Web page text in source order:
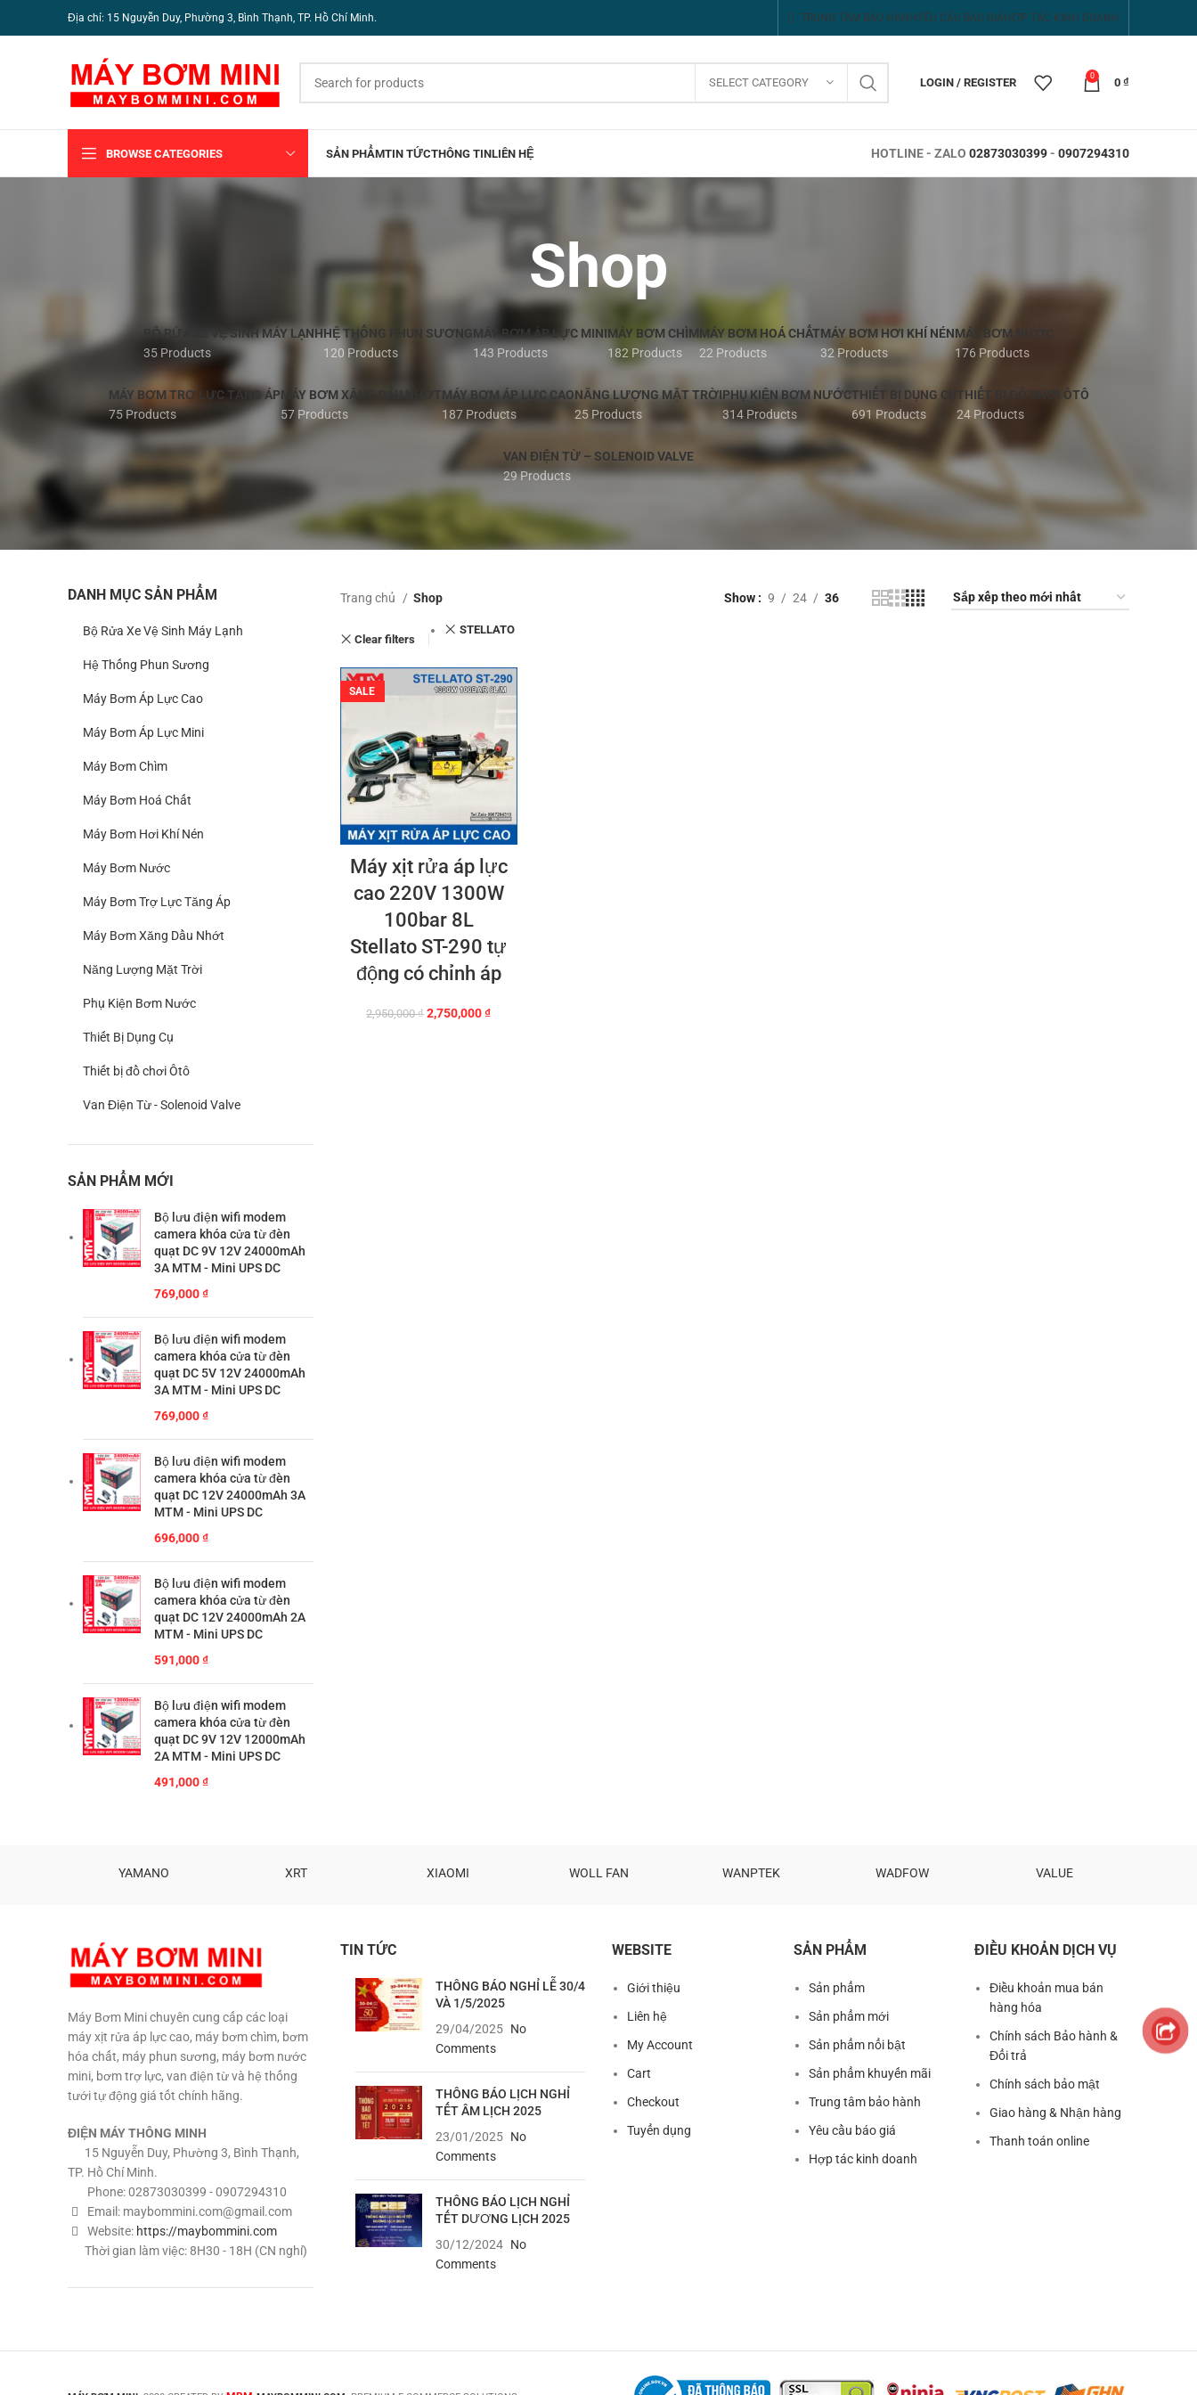
Địa chỉ: 15 Nguyễn Duy, Phường 3, Bình Thạnh, TP. Hồ Chí Minh. TRUNG TÂM BẢO HÀNH YÊU CẦU BÁO GIÁ HỢP TÁC KINH DOANH
SELECT CATEGORY LOGIN / REGISTER
0
0 ₫
BROWSE CATEGORIES SẢN PHẨMTIN TỨCTHÔNG TINLIÊN HỆ HOTLINE - ZALO 02873030399- 0907294310
Shop
BỘ RỬA XE VỆ SINH MÁY LẠNH
35 Products
HỆ THỐNG PHUN SƯƠNG
120 Products
MÁY BƠM ÁP LỰC MINI
143 Products
MÁY BƠM CHÌM
182 Products
MÁY BƠM HOÁ CHẤT
22 Products
MÁY BƠM HƠI KHÍ NÉN
32 Products
MÁY BƠM NƯỚC
176 Products
MÁY BƠM TRỢ LỰC TĂNG ÁP
75 Products
MÁY BƠM XĂNG DẦU NHỚT
57 Products
MÁY BƠM ÁP LỰC CAO
187 Products
NĂNG LƯỢNG MẶT TRỜI
25 Products
PHỤ KIỆN BƠM NƯỚC
314 Products
THIẾT BỊ DỤNG CỤ
691 Products
THIẾT BỊ ĐỒ CHƠI ÔTÔ
24 Products
VAN ĐIỆN TỪ – SOLENOID VALVE
29 Products
DANH MỤC SẢN PHẨM
Bộ Rửa Xe Vệ Sinh Máy Lạnh
Hệ Thống Phun Sương
Máy Bơm Áp Lực Cao
Máy Bơm Áp Lực Mini
Máy Bơm Chìm
Máy Bơm Hoá Chất
Máy Bơm Hơi Khí Nén
Máy Bơm Nước
Máy Bơm Trợ Lực Tăng Áp
Máy Bơm Xăng Dầu Nhớt
Năng Lượng Mặt Trời
Phụ Kiện Bơm Nước
Thiết Bị Dụng Cụ
Thiết bị đồ chơi Ôtô
Van Điện Từ - Solenoid Valve
SẢN PHẨM MỚI
Bộ lưu điện wifi modem
camera khóa cửa từ đèn
quạt DC 9V 12V 24000mAh
3A MTM - Mini UPS DC
769,000₫
Bộ lưu điện wifi modem
camera khóa cửa từ đèn
quạt DC 5V 12V 24000mAh
3A MTM - Mini UPS DC
769,000₫
Bộ lưu điện wifi modem
camera khóa cửa từ đèn
quạt DC 12V 24000mAh 3A
MTM - Mini UPS DC
696,000₫
Bộ lưu điện wifi modem
camera khóa cửa từ đèn
quạt DC 12V 24000mAh 2A
MTM - Mini UPS DC
591,000₫
Bộ lưu điện wifi modem
camera khóa cửa từ đèn
quạt DC 9V 12V 12000mAh
2A MTM - Mini UPS DC
491,000₫
Trang chủ Shop Show 9 24 36
Clear filters
STELLATO
SALE
Máy xịt rửa áp lực
cao 220V 1300W
100bar 8L
Stellato ST-290 tự
động có chỉnh áp
2,950,000₫ Giá
2,750,000₫Giá
YAMANO XRT XIAOMI WOLL FAN WANPTEK WADFOW VALUE
Máy Bơm Mini chuyên cung cấp các loại
máy xịt rửa áp lực cao, máy bơm chìm, bơm
hóa chất, máy phun sương, máy bơm nước
mini, bơm trợ lực, van điện từ và hệ thống
tưới tự động giá tốt chính hãng.
ĐIỆN MÁY THÔNG MINH
15 Nguyễn Duy, Phường 3, Bình Thạnh,
TP. Hồ Chí Minh.
Phone: 02873030399 - 0907294310
Email: maybommini.com@gmail.com
Website: https://maybommini.com
Thời gian làm việc: 8H30 - 18H (CN nghỉ)
TIN TỨC
THÔNG BÁO NGHỈ LỄ 30/4
VÀ 1/5/2025
29/04/2025 No
Comments
THÔNG BÁO LỊCH NGHỈ
TẾT ÂM LỊCH 2025
23/01/2025 No
Comments
THÔNG BÁO LỊCH NGHỈ
TẾT DƯƠNG LỊCH 2025
30/12/2024 No
Comments
WEBSITE
Giới thiệu
Liên hệ
My Account
Cart
Checkout
Tuyển dụng
SẢN PHẨM
Sản phẩm
Sản phẩm mới
Sản phẩm nổi bật
Sản phẩm khuyến mãi
Trung tâm bảo hành
Yêu cầu báo giá
Hợp tác kinh doanh
ĐIỀU KHOẢN DỊCH VỤ
Điều khoản mua bán
hàng hóa
Chính sách Bảo hành &
Đổi trả
Chính sách bảo mật
Giao hàng & Nhận hàng
Thanh toán online